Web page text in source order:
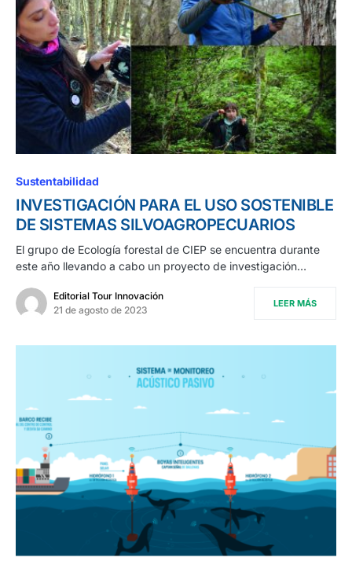
Sustentabilidad
INVESTIGACIÓN PARA EL USO SOSTENIBLE
DE SISTEMAS SILVOAGROPECUARIOS
El grupo de Ecología forestal de CIEP se encuentra durante
este año llevando a cabo un proyecto de investigación…
Editorial Tour Innovación
21 de agosto de 2023
LEER MÁS